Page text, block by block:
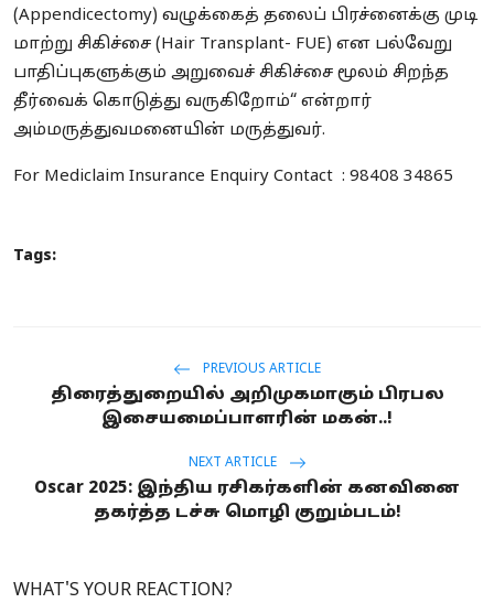
(Appendicectomy) வழுக்கைத் தலைப் பிரச்னைக்கு முடி
மாற்று சிகிச்சை (Hair Transplant- FUE) என பல்வேறு
பாதிப்புகளுக்கும் அறுவைச் சிகிச்சை மூலம் சிறந்த
தீர்வைக் கொடுத்து வருகிறோம்“ என்றார்
அம்மருத்துவமனையின் மருத்துவர்.
For Mediclaim Insurance Enquiry Contact : 98408 34865
Tags:
PREVIOUS ARTICLE
திரைத்துறையில் அறிமுகமாகும் பிரபல
இசையமைப்பாளரின் மகன்..!
NEXT ARTICLE
Oscar 2025: இந்திய ரசிகர்களின் கனவினை
தகர்த்த டச்சு மொழி குறும்படம்!
WHAT'S YOUR REACTION?